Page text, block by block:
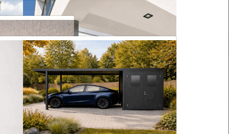
Roletai stogo langams
Plisuotos žaliuzės stogo langams
Elektriniai karnizai
Tinkleliai durims
Panoraminiai vartai